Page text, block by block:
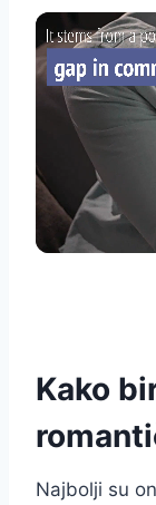
Click
Kako
Najbolji su